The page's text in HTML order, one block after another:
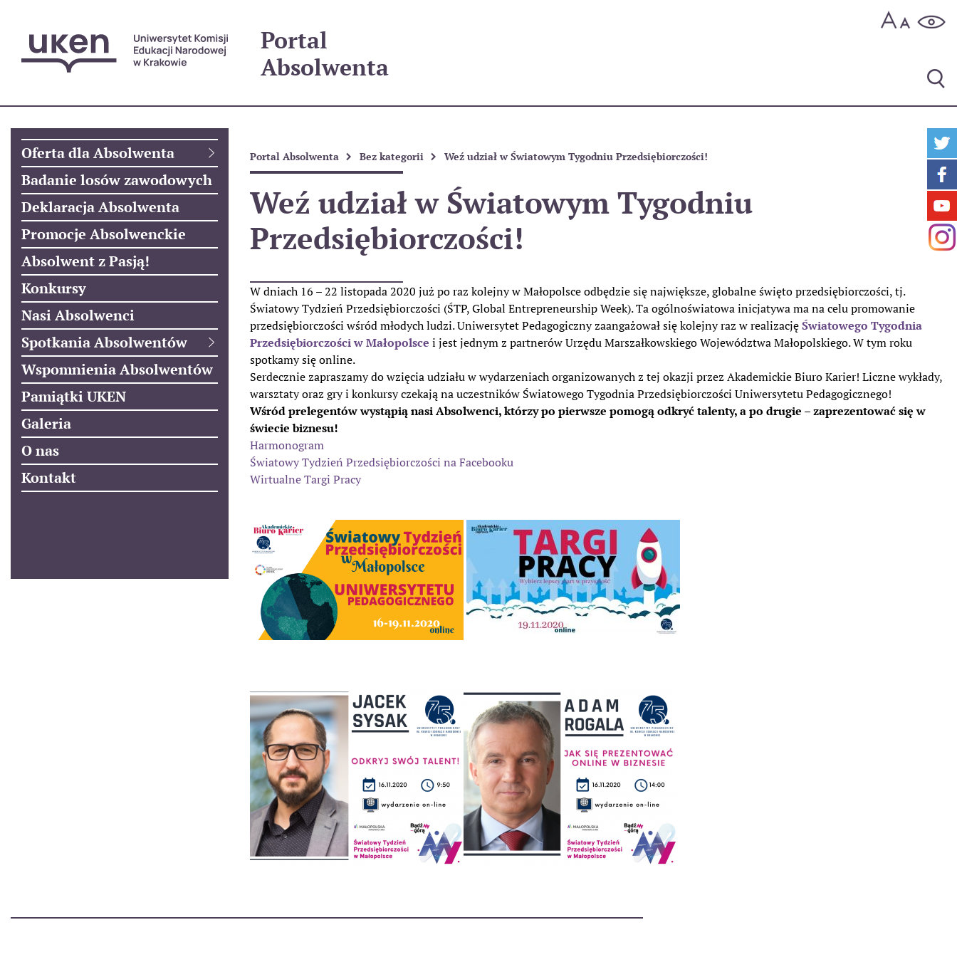
Portal
Absolwenta
Oferta dla Absolwenta
Badanie losów zawodowych
Deklaracja Absolwenta
Promocje Absolwenckie
Absolwent z Pasją!
Konkursy
Nasi Absolwenci
Spotkania Absolwentów
Wspomnienia Absolwentów
Pamiątki UKEN
Galeria
O nas
Kontakt
Portal Absolwenta Bez kategorii Weź udział w Światowym Tygodniu Przedsiębiorczości!
Weź udział w Światowym Tygodniu
Przedsiębiorczości!
W dniach 16 – 22 listopada 2020 już po raz kolejny w Małopolsce odbędzie się największe, globalne święto przedsiębiorczości, tj.
Światowy Tydzień Przedsiębiorczości (ŚTP, Global Entrepreneurship Week). Ta ogólnoświatowa inicjatywa ma na celu promowanie
przedsiębiorczości wśród młodych ludzi. Uniwersytet Pedagogiczny zaangażował się kolejny raz w realizacjęŚwiatowego Tygodnia
Przedsiębiorczości w Małopolsce i jest jednym z partnerów Urzędu Marszałkowskiego Województwa Małopolskiego. W tym roku
spotkamy się online.
Serdecznie zapraszamy do wzięcia udziału w wydarzeniach organizowanych z tej okazji przez Akademickie Biuro Karier! Liczne wykłady,
warsztaty oraz gry i konkursy czekają na uczestników Światowego Tygodnia Przedsiębiorczości Uniwersytetu Pedagogicznego!
Wśród prelegentów wystąpią nasi Absolwenci, którzy po pierwsze pomogą odkryć talenty, a po drugie – zaprezentować się w
świecie biznesu!
Harmonogram
Światowy Tydzień Przedsiębiorczości na Facebooku
Wirtualne Targi Pracy